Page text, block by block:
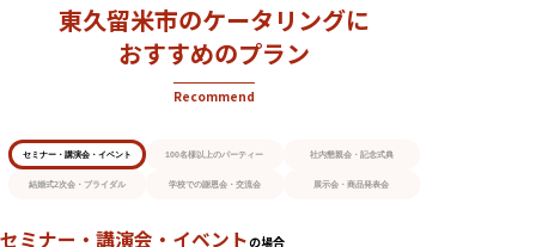
東久留米市のケータリングに
おすすめのプラン
Recommend
セミナー・講演会・イベント 100名様以上のパーティー 社内懇親会・記念式典
結婚式2次会・ブライダル 学校での謝恩会・交流会 展示会・商品発表会
セミナー・講演会・イベントの場合